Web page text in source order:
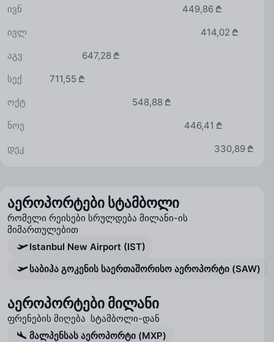
449,86 ₾
ივნ
414,02 ₾
ივლ
647,28 ₾
აგვ
711,55 ₾
სექ
548,88 ₾
ოქტ
446,41 ₾
ნოე
330,89 ₾
დეკ
აეროპორტები სტამბოლი
რომელი რეისები სრულდება მილანი-ის
მიმართულებით
Istanbul New Airport (IST)
საბიჰა გოკენის საერთაშორისო აეროპორტი (SAW)
აეროპორტები მილანი
ფრენების მიღება სტამბოლი-დან
მალპენსას აეროპორტი (MXP)